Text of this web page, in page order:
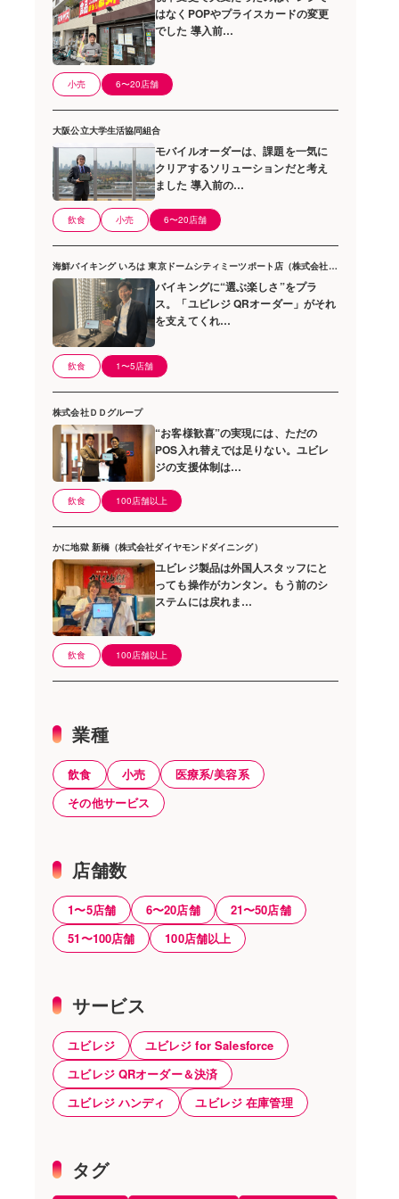
はなくPOPやプライスカードの変更
でした 導入前…
小売 6〜20店舗
大阪公立大学生活協同組合
モバイルオーダーは、課題を一気に
クリアするソリューションだと考え
ました 導入前の…
飲食 小売 6〜20店舗
海鮮バイキング いろは 東京ドームシティミーツポート店（株式会社エイチ・アイ・エス）
バイキングに“選ぶ楽しさ”をプラ
ス。「ユビレジ QRオーダー」がそれ
を支えてくれ…
飲食 1〜5店舗
株式会社ＤＤグループ
“お客様歓喜”の実現には、ただの
POS入れ替えでは足りない。ユビレ
ジの支援体制は…
飲食 100店舗以上
かに地獄 新橋（株式会社ダイヤモンドダイニング）
ユビレジ製品は外国人スタッフにと
っても操作がカンタン。もう前のシ
ステムには戻れま…
飲食 100店舗以上
業種
飲食 小売
医療系/美容系
その他サービス
店舗数
1〜5店舗 6〜20店舗
21〜50店舗
51〜100店舗
100店舗以上
サービス
ユビレジ
ユビレジ for Salesforce
ユビレジ QRオーダー＆決済
ユビレジ ハンディ
ユビレジ 在庫管理
タグ